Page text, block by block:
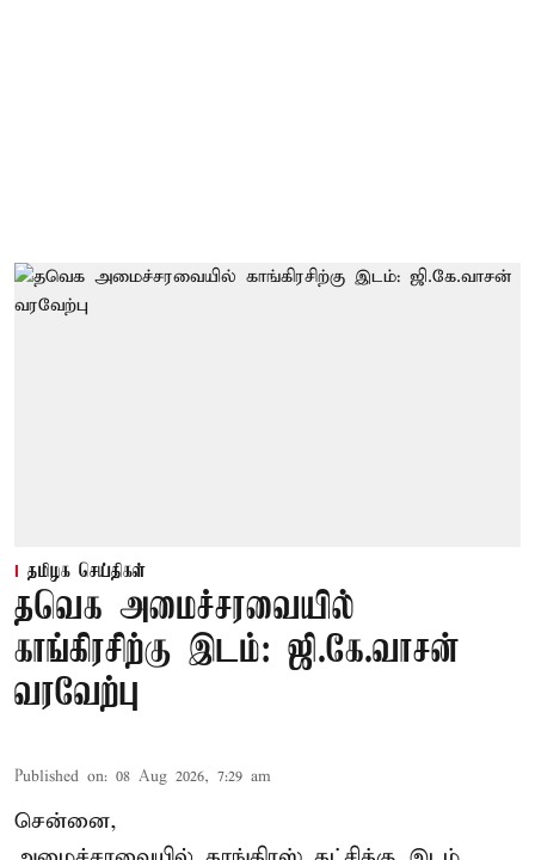
தமிழக செய்திகள்
தவெக அமைச்சரவையில்
காங்கிரசிற்கு இடம்: ஜி.கே.வாசன்
வரவேற்பு
Published on: 08 Aug 2026, 7:29 am
சென்னை,